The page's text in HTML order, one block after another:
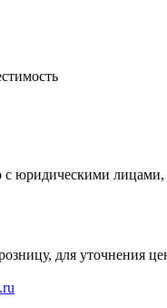
с юридическими
для уточнения